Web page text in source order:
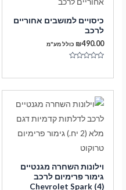
כיסויים למושבים אחוריים
לרכב
₪490.00 כולל מע"מ
מתוך
וילונות השחרה מגנטיים
גימור פרימיום לרכב
Chevrolet Spark (4)